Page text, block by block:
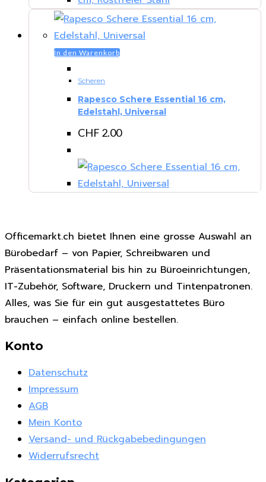
In den Warenkorb
Scheren
Rapesco Schere Essential 16 cm,
Edelstahl, Universal
CHF 2.00
Officemarkt.ch bietet Ihnen eine grosse Auswahl an
Bürobedarf – von Papier, Schreibwaren und
Präsentationsmaterial bis hin zu Büroeinrichtungen,
IT-Zubehör, Software, Druckern und Tintenpatronen.
Alles, was Sie für ein gut ausgestattetes Büro
brauchen – einfach online bestellen.
Konto
Datenschutz
Impressum
AGB
Mein Konto
Versand- und Rückgabebedingungen
Widerrufsrecht